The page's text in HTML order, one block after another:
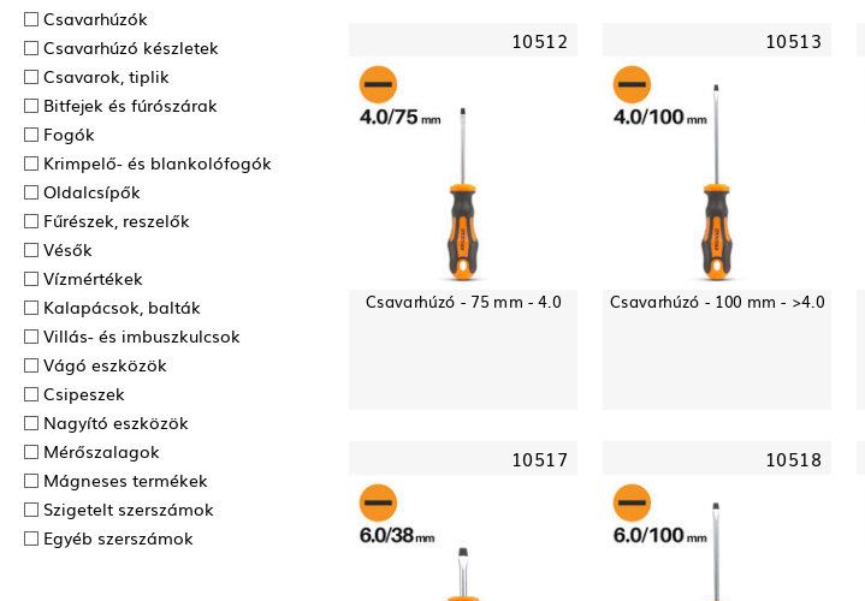
Csavarhúzók
Csavarhúzó készletek
Csavarok, tiplik
Bitfejek és fúrószárak
Fogók
Krimpelő- és blankolófogók
Oldalcsípők
Fűrészek, reszelők
Vésők
Vízmértékek
Kalapácsok, balták
Villás- és imbuszkulcsok
Vágó eszközök
Csipeszek
Nagyító eszközök
Mérőszalagok
Mágneses termékek
Szigetelt szerszámok
Egyéb szerszámok
10512
Csavarhúzó - 75 mm - 4.0
10513
Csavarhúzó - 100 mm - >4.0
10517 10518